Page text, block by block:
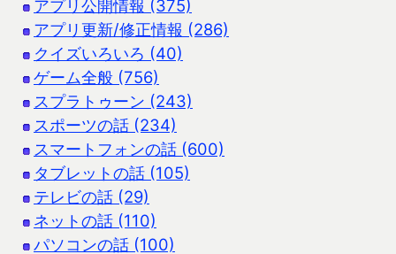
アプリ公開情報 (375)
アプリ更新/修正情報 (286)
クイズいろいろ (40)
ゲーム全般 (756)
スプラトゥーン (243)
スポーツの話 (234)
スマートフォンの話 (600)
タブレットの話 (105)
テレビの話 (29)
ネットの話 (110)
パソコンの話 (100)